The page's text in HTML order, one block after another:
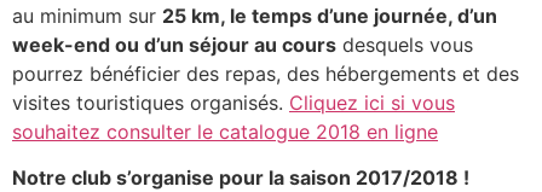
au minimum sur 25 km, le temps d’une journée, d’un
week-end ou d’un séjour au cours desquels vous
pourrez bénéficier des repas, des hébergements et des
visites touristiques organisés. Cliquez ici si vous
souhaitez consulter le catalogue 2018 en ligne
Notre club s’organise pour la saison 2017/2018 !